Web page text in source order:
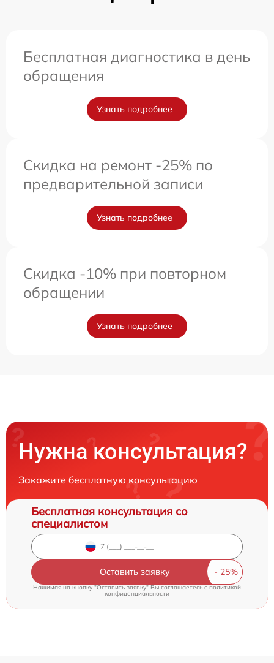
Бесплатная диагностика в день
обращения
Узнать подробнее
Скидка на ремонт -25% по
предварительной записи
Узнать подробнее
Скидка -10% при повторном
обращении
Узнать подробнее
Нужна консультация?
Закажите бесплатную консультацию
Бесплатная консультация со
специалистом
Оставить заявку
Нажимая на кнопку "Оставить заявку" Вы соглашаетесь cполитикой
конфиденциальности